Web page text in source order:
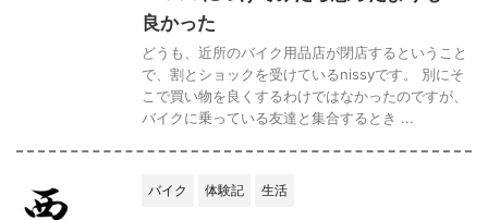
良かった
どうも、近所のバイク用品店が閉店するということ
で、割とショックを受けているnissyです。 別にそ
こで買い物を良くするわけではなかったのですが、
バイクに乗っている友達と集合するとき ...
バイク 体験記 生活